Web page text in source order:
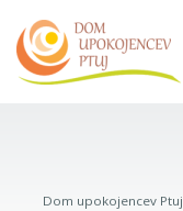
Dom upokojencev Ptuj